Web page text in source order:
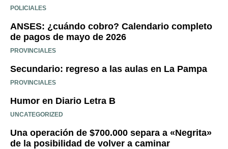
POLICIALES
ANSES: ¿cuándo cobro? Calendario completo
de pagos de mayo de 2026
PROVINCIALES
Secundario: regreso a las aulas en La Pampa
PROVINCIALES
Humor en Diario Letra B
UNCATEGORIZED
Una operación de $700.000 separa a «Negrita»
de la posibilidad de volver a caminar